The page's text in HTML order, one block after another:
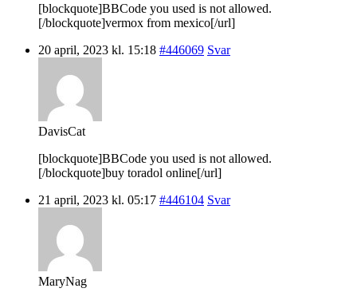
[blockquote]BBCode you used is not allowed.
[/blockquote]vermox from mexico[/url]
20 april, 2023 kl. 15:18 #446069 Svar
DavisCat
[blockquote]BBCode you used is not allowed.
[/blockquote]buy toradol online[/url]
21 april, 2023 kl. 05:17 #446104 Svar
MaryNag